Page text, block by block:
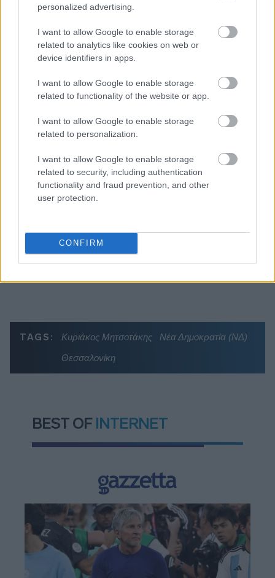
personalized advertising.
I want to allow Google to enable storage
related to analytics like cookies on web or
device identifiers in apps.
I want to allow Google to enable storage
related to functionality of the website or app.
I want to allow Google to enable storage
related to personalization.
I want to allow Google to enable storage
related to security, including authentication
functionality and fraud prevention, and other
user protection.
CONFIRM
Τράπεζες: Στα 55,5 εκατ. ευρώ ο λογαριασμός
από τα δάνεια του ν. Κατσέλη
Νέο Χωροταξικό Τουρισμού: Οι νέες «κόκκινες
Τα ανοιχτά μέτωπα για την ενίσχυση της
TAGS: Κυριάκος Μητσοτάκης
Νέα Δημοκρατία (ΝΔ)
Θεσσαλονίκη
BEST OF INTERNET